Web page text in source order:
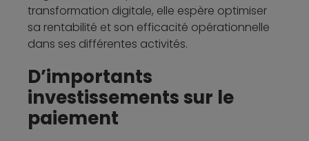
transformation digitale, elle espère optimiser
sa rentabilité et son efficacité opérationnelle
dans ses différentes activités.
D’importants
investissements sur le
paiement